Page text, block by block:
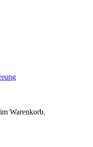
Warenkorb.